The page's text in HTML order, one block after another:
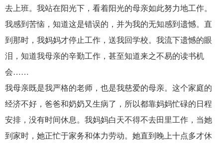
去上班。我站在阳光下，看着阳光的母亲如此努力地工作。
我感到苦恼，知道这是错误的，并为我的无知感到遗憾。直
到那时，我妈妈才停止工作，送我回学校。我流下遗憾的眼
泪，知道我母亲的辛勤工作，甚至知道来之不易的读书机
会……
我母亲既是我严格的老师，也是我慈爱的母亲。这个家庭的
经济不好，爸爸和奶奶又生病了，所以都靠妈妈忙碌的日程
安排，没有时间休息。我妈妈白天不得不去田里工作，当她
到家时，她正忙于家务和体力劳动。她直到晚上十点多才休